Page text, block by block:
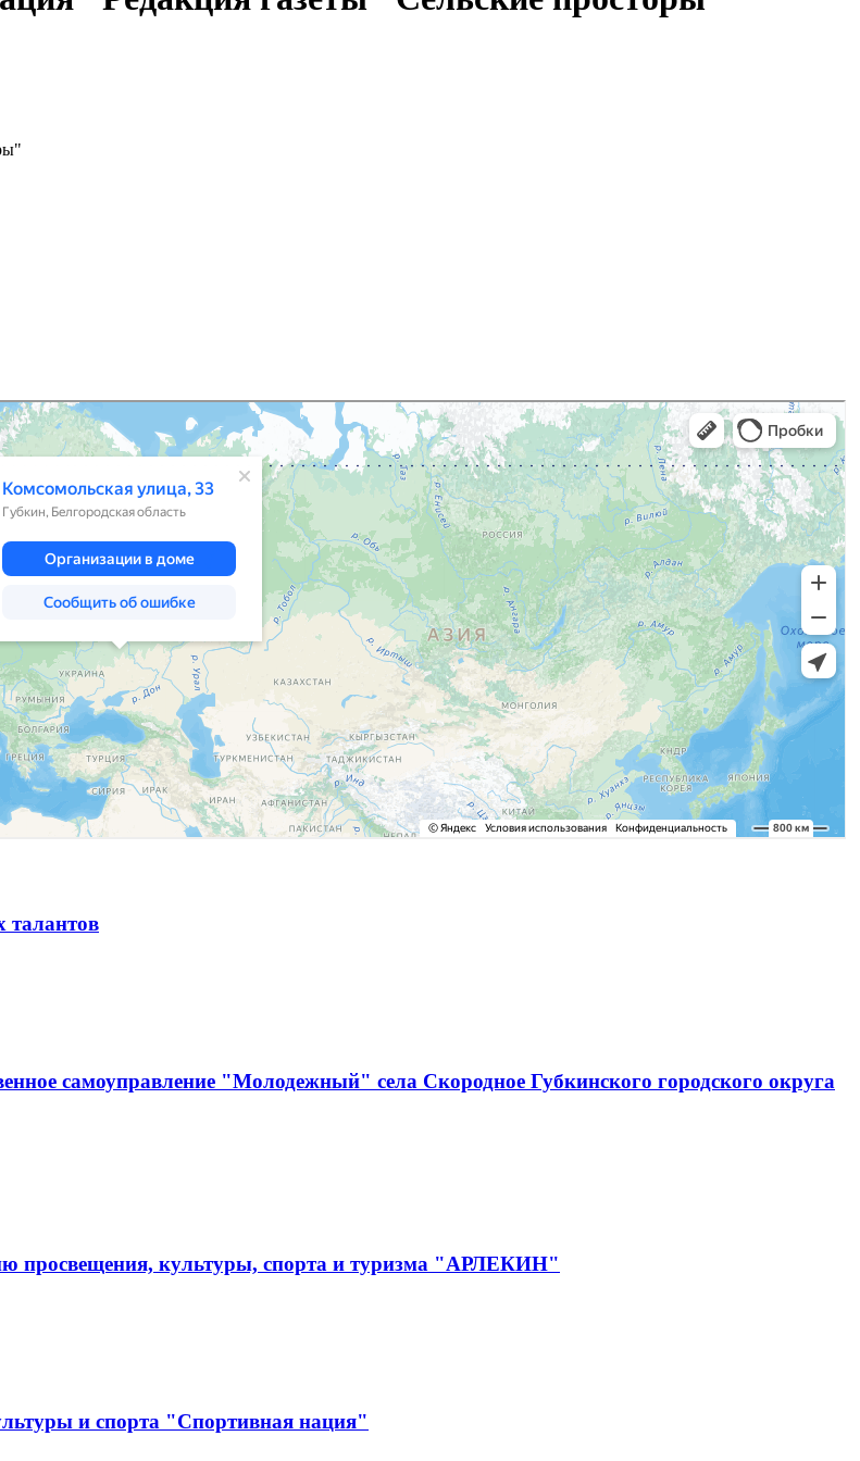
талантов
самоуправление "Молодежный" села Скородное Губкинского городского округа
просвещения, культуры, спорта и туризма "АРЛЕКИН"
и спорта "Спортивная нация"